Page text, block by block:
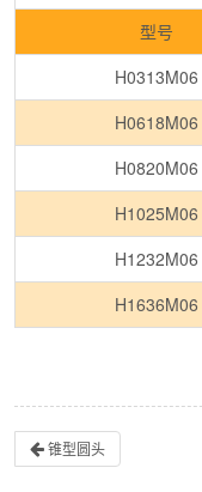
型号
H0313M06
H0618M06
H0820M06
H1025M06
H1232M06
H1636M06
锥型圆头